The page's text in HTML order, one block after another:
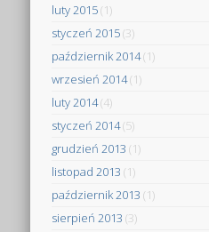
luty 2015(1)
styczeń 2015(3)
październik 2014(1)
wrzesień 2014(1)
luty 2014(4)
styczeń 2014(5)
grudzień 2013 (1)
listopad 2013 (1)
październik 2013 (1)
sierpień 2013 (3)